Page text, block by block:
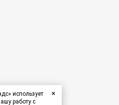
×
использует
работу с